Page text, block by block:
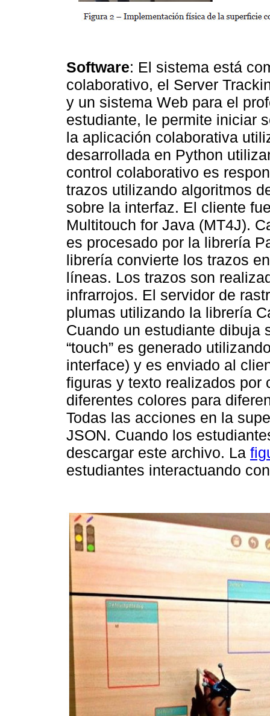
Software: El sistema está
colaborativo, el Server
y un sistema Web para el
estudiante, le permite iniciar
la aplicación colaborativa
desarrollada en Python
control colaborativo es
trazos utilizando algoritmos
sobre la interfaz. El cliente
Multitouch for Java (MT4J).
es procesado por la librería
librería convierte los trazos
líneas. Los trazos son
infrarrojos. El servidor de
plumas utilizando la librería
Cuando un estudiante dibuja
“touch” es generado
interface) y es enviado al
figuras y texto realizados por
diferentes colores para
Todas las acciones en la
JSON. Cuando los
descargar este archivo. La
estudiantes interactuando